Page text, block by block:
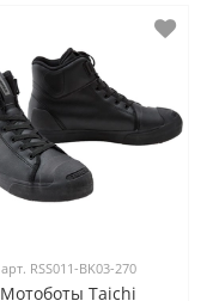
арт. RSS011-BK03-270
Мотоботы Taichi